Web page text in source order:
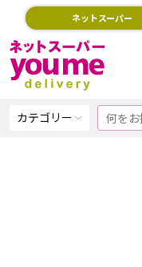
ネットスーパー
カテゴリー